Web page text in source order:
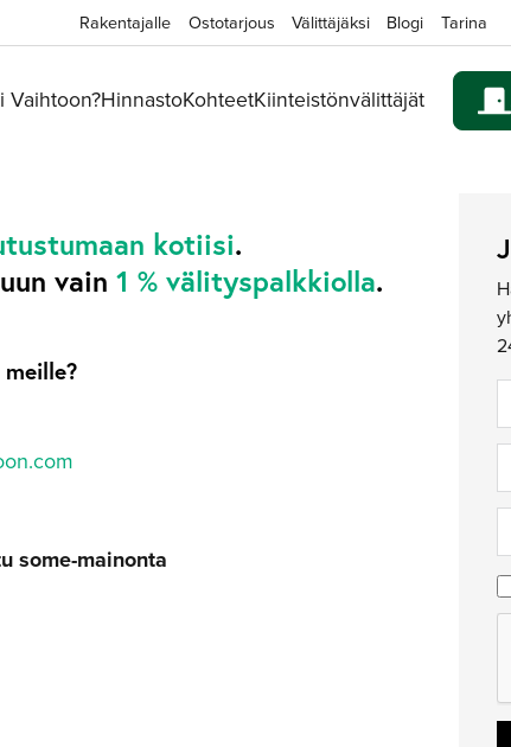
Rakentajalle Ostotarjous Välittäjäksi Blogi Tarina
Vaihtoon?HinnastoKohteetKiinteistönvälittäjät
kotiisi.
vain 1 % välityspalkkiolla.
some-mainonta